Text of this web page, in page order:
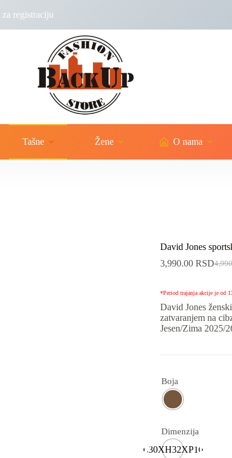
registraciju
Tašne Žene O nama
David Jones
3,990.00 RSD
*Period trajanja akcije je od
David Jones ženski
zatvaranjem na
Jesen/Zima 2025/
Boja
Dimenzija
L30XH32XP10